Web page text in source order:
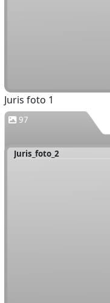
Juris foto 1
97
Juris_foto_2